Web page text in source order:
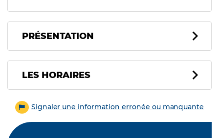
PRÉSENTATION
LES HORAIRES
Signaler une information erronée ou manquante